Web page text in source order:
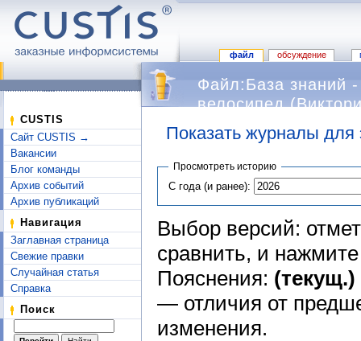
файл обсуждение
CUSTIS
Сайт CUSTIS →
Вакансии
Блог команды
Архив событий
Архив публикаций
Навигация
Заглавная страница
Свежие правки
Случайная статья
Справка
Поиск
Файл:База знаний
велосипед
Показать журналы для
Просмотреть историю
С года (и ранее):
Выбор версий:
сравнить, и
Пояснения: (текущ.)
— отличия от
изменения.